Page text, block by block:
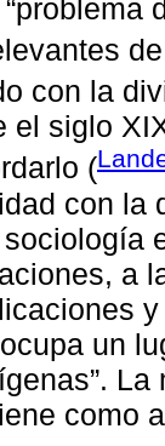
con la
el siglo
(
con la
a
un
como